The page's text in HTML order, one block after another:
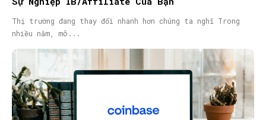
Thị trường đang thay đổi nhanh hơn chúng ta nghĩ Trong
nhiều năm, mô...